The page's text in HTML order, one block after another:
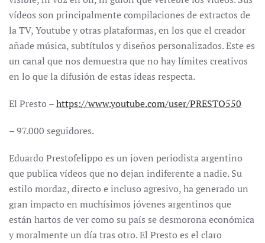
vídeos son principalmente compilaciones de extractos de
la TV, Youtube y otras plataformas, en los que el creador
añade música, subtítulos y diseños personalizados. Este es
un canal que nos demuestra que no hay límites creativos
en lo que la difusión de estas ideas respecta.
El Presto –https://www.youtube.com/user/PRESTO550
– 97.000 seguidores.
Eduardo Prestofelippo es un joven periodista argentino
que publica vídeos que no dejan indiferente a nadie. Su
estilo mordaz, directo e incluso agresivo, ha generado un
gran impacto en muchísimos jóvenes argentinos que
están hartos de ver como su país se desmorona económica
y moralmente un día tras otro. El Presto es el claro